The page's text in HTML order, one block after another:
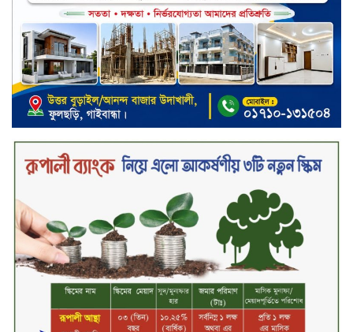
প্রকাশের দাবি বিসিআরএসের
চুয়াডাঙ্গায় পুষ্পস্তবক অর্পণ ও আলোচনা
সভার মধ্য দিয়ে জুলাই গণঅভ্যুত্থান
দিবস পালিত
৮ ব্র্যান্ডের ফর্সাকারী ক্রিমে বিপজ্জনক
মাত্রায় মার্কারি, সতর্ক করল বিএসটিআই
জুলাই গণঅভ্যুত্থান ছিল সর্বস্তরের
মানুষের আন্দোলন: মুহাম্মদ ইউনূস
গণতন্ত্র ও আত্মত্যাগের ইতিহাস সংরক্ষণ
করবে জুলাই স্মৃতি জাদুঘর: প্রধানমন্ত্রী